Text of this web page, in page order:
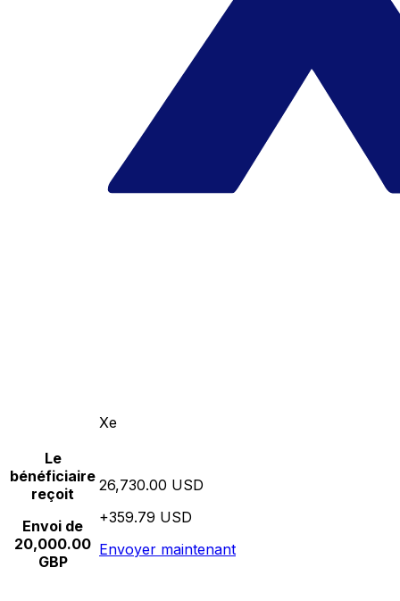
Xe
Le
bénéficiaire
reçoit
Envoi de
20,000.00
GBP
26,730.00 USD
+359.79 USD
Envoyer maintenant